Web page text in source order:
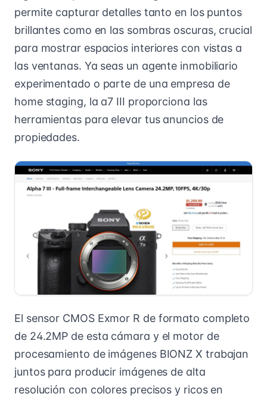
permite capturar detalles tanto en los puntos
brillantes como en las sombras oscuras, crucial
para mostrar espacios interiores con vistas a
las ventanas. Ya seas un agente inmobiliario
experimentado o parte de una empresa de
home staging, la a7 III proporciona las
herramientas para elevar tus anuncios de
propiedades.
El sensor CMOS Exmor R de formato completo
de 24.2MP de esta cámara y el motor de
procesamiento de imágenes BIONZ X trabajan
juntos para producir imágenes de alta
resolución con colores precisos y ricos en